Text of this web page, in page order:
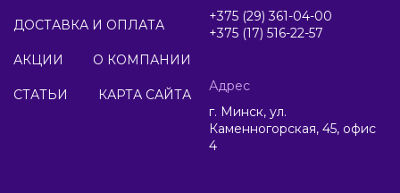
ДОСТАВКА И ОПЛАТА
АКЦИИ О КОМПАНИИ
СТАТЬИ КАРТА САЙТА
+375 (29) 361-04-00
+375 (17) 516-22-57
Адрес
г. Минск, ул.
Каменногорская, 45, офис
4